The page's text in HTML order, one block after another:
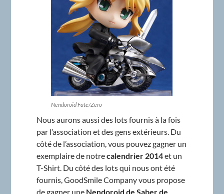
Nendoroid Fate/Zero
Nous aurons aussi des lots fournis à la fois
par l’association et des gens extérieurs. Du
côté de l’association, vous pouvez gagner un
exemplaire de notrecalendrier 2014et un
T-Shirt. Du côté des lots qui nous ont été
fournis, GoodSmile Company vous propose
de gagner une Nendoroid de Saber de